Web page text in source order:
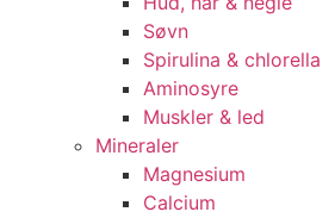
Søvn
Spirulina & chlorella
Aminosyre
Muskler & led
Mineraler
Magnesium
Calcium